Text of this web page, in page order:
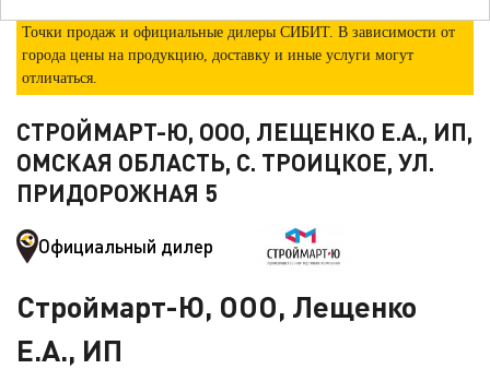
Точки продаж и официальные дилеры СИБИТ. В зависимости от
города цены на продукцию, доставку и иные услуги могут
отличаться.
СТРОЙМАРТ-Ю, ООО, ЛЕЩЕНКО Е.А., ИП,
ОМСКАЯ ОБЛАСТЬ, С. ТРОИЦКОЕ, УЛ.
ПРИДОРОЖНАЯ 5
Официальный дилер
Строймарт-Ю, ООО, Лещенко
Е.А., ИП